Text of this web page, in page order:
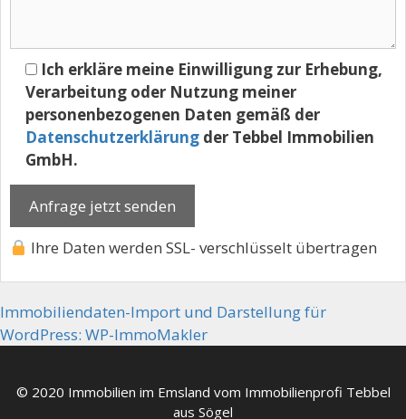
Ich erkläre meine Einwilligung zur Erhebung,
Verarbeitung oder Nutzung meiner
personenbezogenen Daten gemäß der
Datenschutzerklärung der Tebbel Immobilien
GmbH.
Ihre Daten werden SSL- verschlüsselt übertragen
Immobiliendaten-Import und Darstellung für
WordPress: WP-ImmoMakler
© 2020 Immobilien im Emsland vom Immobilienprofi Tebbel
aus Sögel